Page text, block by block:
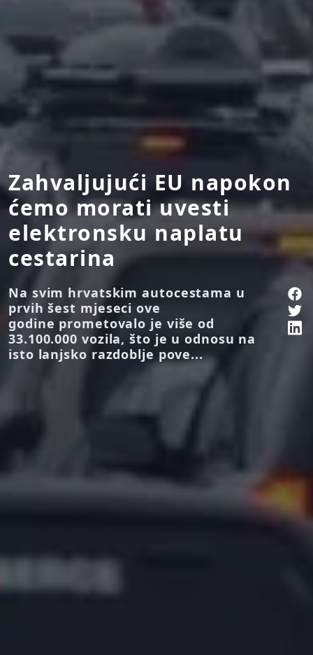
Zahvaljujući EU napokon
ćemo morati uvesti
elektronsku naplatu
cestarina
Na svim hrvatskim autocestama u
prvih šest mjeseci ove
godine prometovalo je više od
33.100.000 vozila, što je u odnosu na
isto lanjsko razdoblje pove...